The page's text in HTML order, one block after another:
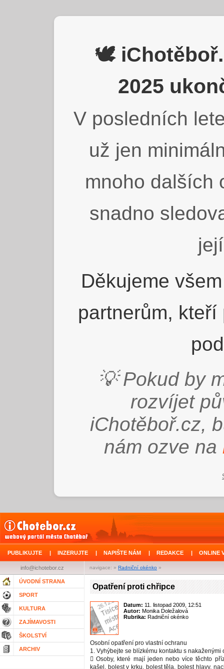
🕊️
2025
V posledních
už jen
mnoho dalších
snadno
Děkujeme
partnerům,
💡 Pokud by
rozvíjet
iChotěboř.cz,
nám ozve na
PUBLIKUJTE | INZERUJTE | NAPIŠTE NÁM | REDAKCE | ONLINE
navigace: » Radniční okénko »
info@ichotebor.cz
ÚVODNÍ STRANA
SPORT
KULTURA
ZAJÍMAVOSTI
ŠKOLSTVÍ
ARCHIV
Opatření proti chřipce
Datum: 11. listopad 2009, 12:51
Autor: Monika Doležalová
Rubrika: Radniční okénko
Osobní opatření pro vlastní ochranu
1. Vyhýbejte se blízkému kontaktu s nakaženými
 Osoby, které mají jeden nebo více těchto
kašel, bolest v krku, bolest těla, bolest hlavy,